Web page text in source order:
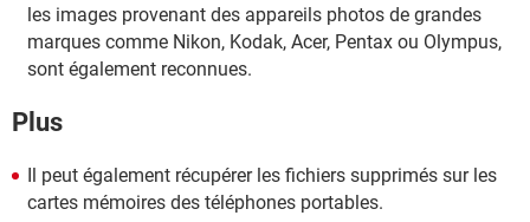
les images provenant des appareils photos de grandes
marques comme Nikon, Kodak, Acer, Pentax ou Olympus,
sont également reconnues.
Plus
Il peut également récupérer les fichiers supprimés sur les
cartes mémoires des téléphones portables.